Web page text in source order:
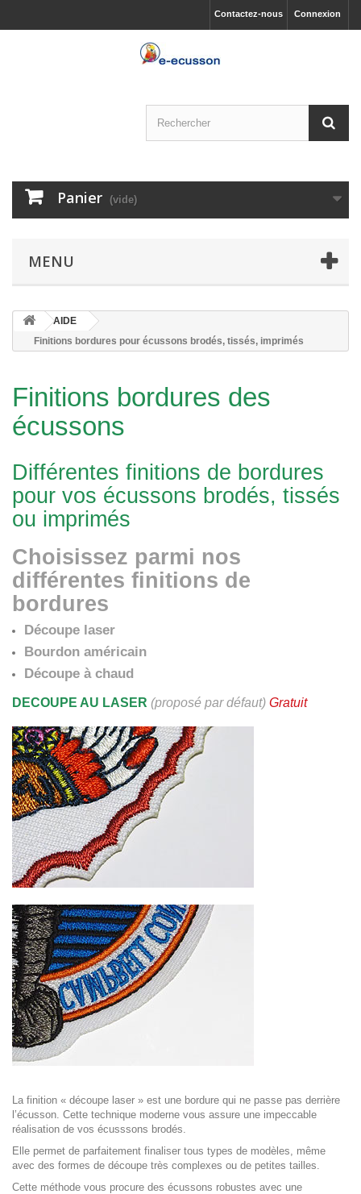
Connexion
Contactez-nous
Panier (vide)
MENU
AIDE
Finitions bordures pour écussons brodés, tissés, imprimés
Finitions bordures des
écussons
Différentes finitions de bordures
pour vos écussons brodés, tissés
ou imprimés
Choisissez parmi nos
différentes finitions de
bordures
Découpe laser
Bourdon américain
Découpe à chaud
DECOUPE AU LASER (proposé par défaut) Gratuit
La finition « découpe laser » est une bordure qui ne passe pas derrière
l’écusson. Cette technique moderne vous assure une impeccable
réalisation de vos écusssons brodés.
Elle permet de parfaitement finaliser tous types de modèles, même
avec des formes de découpe très complexes ou de petites tailles.
Cette méthode vous procure des écussons robustes avec une